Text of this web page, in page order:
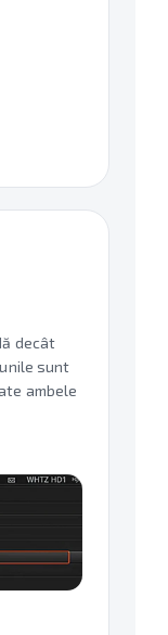
decât
sunt
ambele